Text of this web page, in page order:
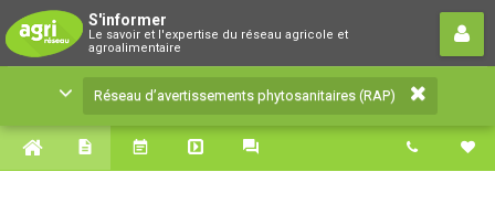
S'informer
Le savoir et l'expertise du réseau agricole et
agroalimentaire
Réseau d’avertissements
phytosanitaires (RAP)
Le savoir et l'expertise du réseau agricole et
agroalimentaire
Réseau d’avertissements phytosanitaires (RAP)